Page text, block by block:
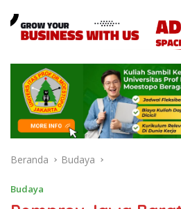
Beranda Budaya
Budaya